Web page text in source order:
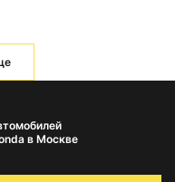
в Москве